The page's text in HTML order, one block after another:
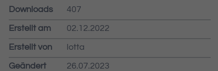
Downloads 407
Erstellt am 02.12.2022
Erstellt von lotta
Geändert
26.07.2023